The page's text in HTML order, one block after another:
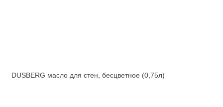
DUSBERG масло для стен, бесцветное (0,75л)